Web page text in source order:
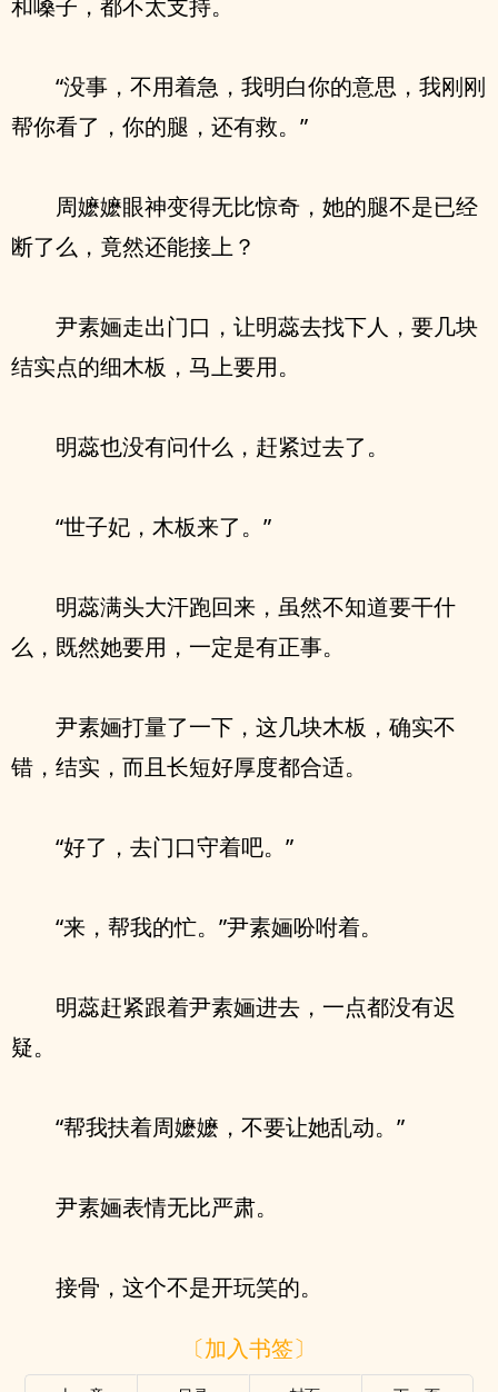
和嗓子，都不太支持。
“没事，不用着急，我明白你的意思，我刚刚
帮你看了，你的腿，还有救。”
周嬷嬷眼神变得无比惊奇，她的腿不是已经
断了么，竟然还能接上？
尹素婳走出门口，让明蕊去找下人，要几块
结实点的细木板，马上要用。
明蕊也没有问什么，赶紧过去了。
“世子妃，木板来了。”
明蕊满头大汗跑回来，虽然不知道要干什
么，既然她要用，一定是有正事。
尹素婳打量了一下，这几块木板，确实不
错，结实，而且长短好厚度都合适。
“好了，去门口守着吧。”
“来，帮我的忙。”尹素婳吩咐着。
明蕊赶紧跟着尹素婳进去，一点都没有迟
疑。
“帮我扶着周嬷嬷，不要让她乱动。”
尹素婳表情无比严肃。
接骨，这个不是开玩笑的。
〔加入书签〕